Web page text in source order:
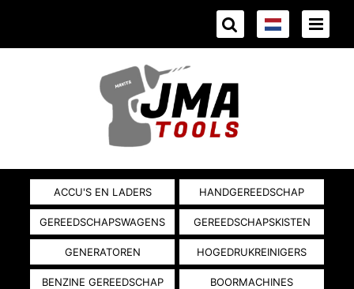
ACCU'S EN LADERS HANDGEREEDSCHAP
GEREEDSCHAPSWAGENS GEREEDSCHAPSKISTEN
GENERATOREN HOGEDRUKREINIGERS
BENZINE GEREEDSCHAP BOORMACHINES